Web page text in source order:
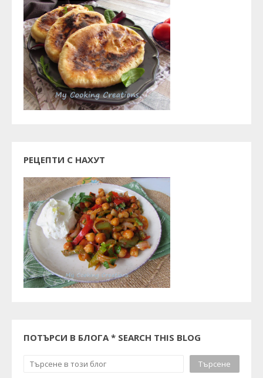
РЕЦЕПТИ С НАХУТ
ПОТЪРСИ В БЛОГА * SEARCH THIS BLOG